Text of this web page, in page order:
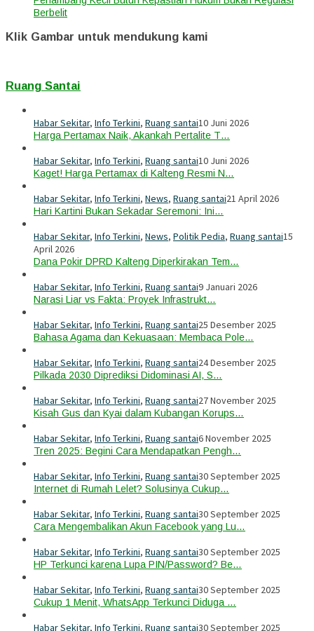
Berbelit
Klik Gambar untuk mendukung kami
Ruang Santai
Habar Sekitar, Info Terkini, Ruang santai10 Juni 2026
Harga Pertamax Naik, Akankah Pertalite T…
Habar Sekitar, Info Terkini, Ruang santai10 Juni 2026
Kaget! Harga Pertamax di Kalteng Resmi N…
Habar Sekitar, Info Terkini, News, Ruang santai21 April 2026
Hari Kartini Bukan Sekadar Seremoni: Ini…
Habar Sekitar, Info Terkini, News, Politik Pedia, Ruang santai15
April 2026
Dana Pokir DPRD Kalteng Diperkirakan Tem…
Habar Sekitar, Info Terkini, Ruang santai9 Januari 2026
Narasi Liar vs Fakta: Proyek Infrastrukt…
Habar Sekitar, Info Terkini, Ruang santai25 Desember 2025
Bahasa Agama dan Kekuasaan: Membaca Pole…
Habar Sekitar, Info Terkini, Ruang santai24 Desember 2025
Pilkada 2030 Diprediksi Didominasi AI, S…
Habar Sekitar, Info Terkini, Ruang santai27 November 2025
Kisah Gus dan Kyai dalam Kubangan Korups…
Habar Sekitar, Info Terkini, Ruang santai6 November 2025
Tren 2025: Begini Cara Mendapatkan Pengh…
Habar Sekitar, Info Terkini, Ruang santai30 September 2025
Internet di Rumah Lelet? Solusinya Cukup…
Habar Sekitar, Info Terkini, Ruang santai30 September 2025
Cara Mengembalikan Akun Facebook yang Lu…
Habar Sekitar, Info Terkini, Ruang santai30 September 2025
HP Terkunci karena Lupa PIN/Password? Be…
Habar Sekitar, Info Terkini, Ruang santai30 September 2025
Cukup 1 Menit, WhatsApp Terkunci Diduga …
Habar Sekitar, Info Terkini, Ruang santai30 September 2025